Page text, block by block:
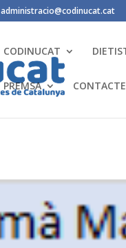
administracio@codinucat.cat
CODINUCAT
PREMSA CONTACTE